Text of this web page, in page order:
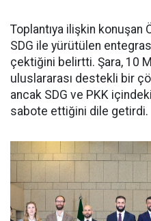
Toplantıya ilişkin konuşan
SDG ile yürütülen
çektiğini belirtti. Şara, 10
uluslararası destekli bir
ancak SDG ve PKK
sabote ettiğini dile getirdi.